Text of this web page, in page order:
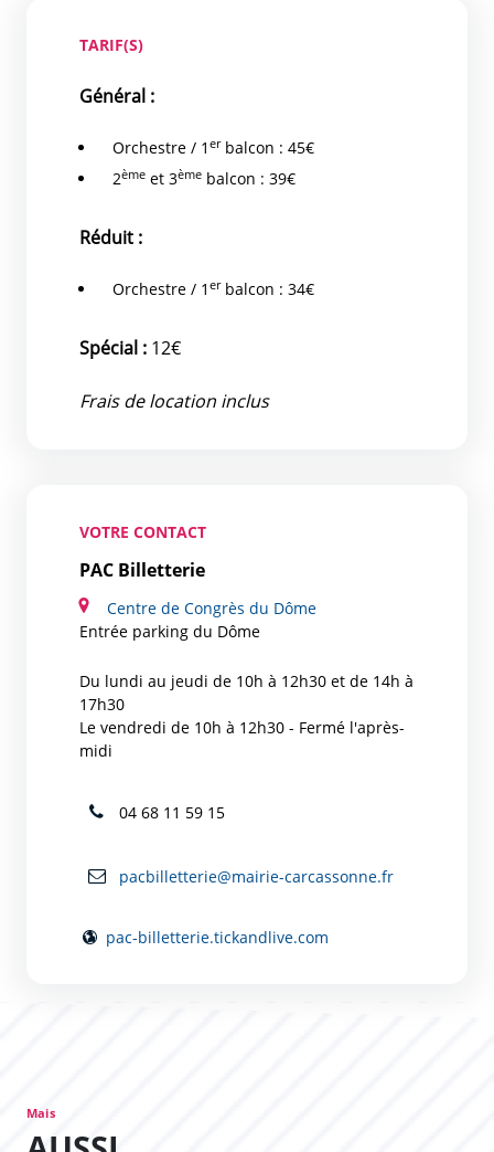
TARIF(S)
Général :
Orchestre / 1 erbalcon : 45€
2ème et 3ème balcon : 39€
Réduit :
Orchestre / 1 erbalcon : 34€
Spécial : 12€
Frais de location inclus
VOTRE CONTACT
PAC Billetterie
Centre de Congrès du Dôme
Entrée parking du Dôme
Du lundi au jeudi de 10h à 12h30 et de 14h à
17h30
Le vendredi de 10h à 12h30 - Fermé l'après-
midi
04 68 11 59 15
pacbilletterie@mairie-carcassonne.fr
pac-billetterie.tickandlive.com
Mais